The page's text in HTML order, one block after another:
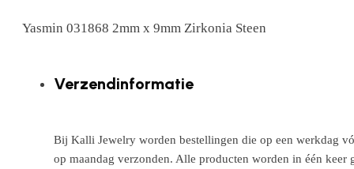
Yasmin 031868 2mm x 9mm Zirkonia Steen
Verzendinformatie
Bij Kalli Jewelry worden bestellingen die op een werkdag
op maandag verzonden. Alle producten worden in één